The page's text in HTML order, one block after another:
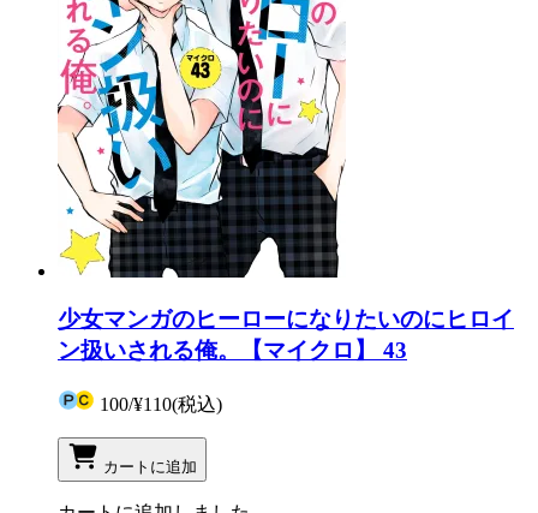
少女マンガのヒーローになりたいのにヒロイ
ン扱いされる俺。【マイクロ】 43
100/¥110(税込)
カートに追加